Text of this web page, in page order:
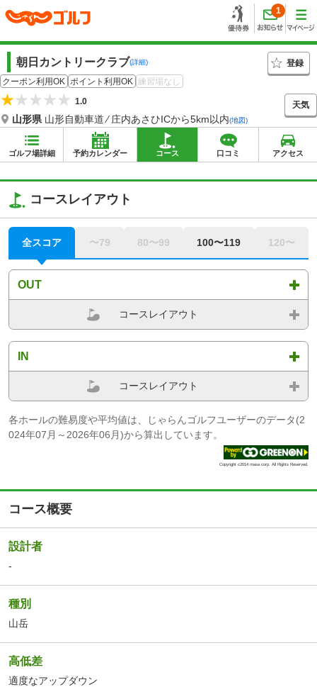
1
朝日カントリークラブ(詳細)
登録
クーポン利用OK ポイント利用OK 練習場なし
1.0
山形県 山形自動車道 ⁄ 庄内あさひICから5km以内(地図)
天気
ゴルフ場詳細 予約カレンダー コース 口コミ アクセス
コースレイアウト
全スコア 〜79 80〜99 100〜119 120〜
OUT
コースレイアウト
IN
コースレイアウト
各ホールの難易度や平均値は、じゃらんゴルフユーザーのデータ(2
024年07月～2026年06月)から算出しています。
Copyright c2014 masa corp. All Rights Reserved.
コース概要
設計者
-
種別
山岳
高低差
適度なアップダウン